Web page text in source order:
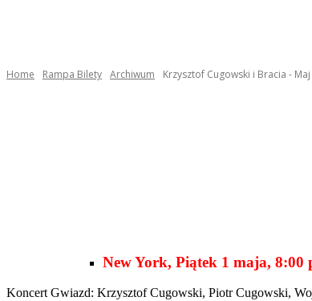
Home Rampa Bilety Archiwum Krzysztof Cugowski i Bracia -
New York, Piątek 1 maja, 8:00
Koncert Gwiazd: Krzysztof Cugowski, Piotr Cugowski,